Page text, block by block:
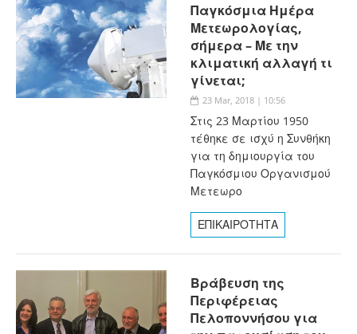
Παγκόσμια Ημέρα
Μετεωρολογίας,
σήμερα – Με την
κλιματική αλλαγή τι
γίνεται;
23 Mar, 2018 | 10:56
Στις 23 Μαρτίου 1950
τέθηκε σε ισχύ η Συνθήκη
για τη δημιουργία του
Παγκόσμιου Οργανισμού
Μετεωρο
ΕΠΙΚΑΙΡΟΤΗΤΑ
Βράβευση της
Περιφέρειας
Πελοποννήσου για